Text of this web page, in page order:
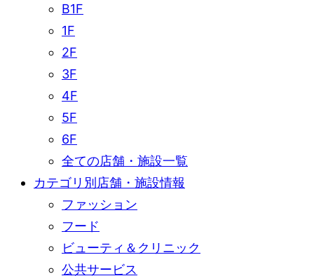
B1F
1F
2F
3F
4F
5F
6F
全ての店舗・施設一覧
カテゴリ別店舗・施設情報
ファッション
フード
ビューティ＆クリニック
公共サービス